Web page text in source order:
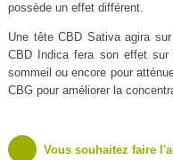
possède un effet différent.
Une tête CBD Sativa agira
CBD Indica fera son effet
sommeil ou encore pour
CBG pour améliorer la
Vous souhaitez faire